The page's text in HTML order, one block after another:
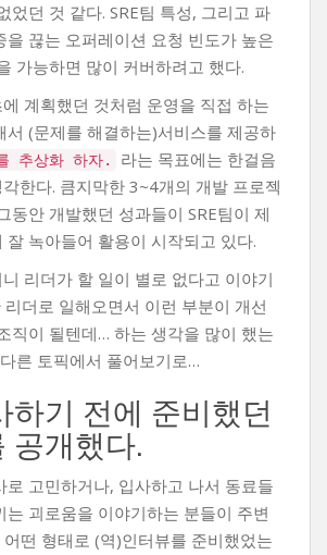
었던 것 같다. SRE팀 특성, 그리고 파
을 끊는 오퍼레이션 요청 빈도가 높은
가능하면 많이 커버하려고 했다.
계획했던 것처럼 운영을 직접 하는
서 (문제를 해결하는)서비스를 제공하
추상화 하자.
라는 목표에는 한걸음
한다. 큼지막한 3~4개의 개발 프로젝
동안 개발했던 성과들이 SRE팀이 제
잘 녹아들어 활용이 시작되고 있다.
리더가 할 일이 별로 없다고 이야기
더로 일해오면서 이런 부분이 개선
직이 될텐데… 하는 생각을 많이 했는
른 토픽에서 풀어보기로…
하기 전에 준비했던
공개했다.
로 고민하거나, 입사하고 나서 동료들
는 괴로움을 이야기하는 분들이 주변
떤 형태로 (역)인터뷰를 준비했었는